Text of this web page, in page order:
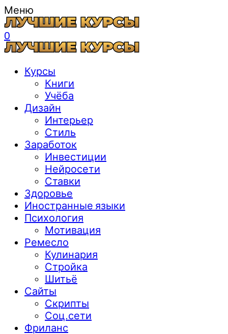
Меню
0
Курсы
Книги
Учёба
Дизайн
Интерьер
Стиль
Заработок
Инвестиции
Нейросети
Ставки
Здоровье
Иностранные языки
Психология
Мотивация
Ремесло
Кулинария
Стройка
Шитьё
Сайты
Скрипты
Соц.сети
Фриланс